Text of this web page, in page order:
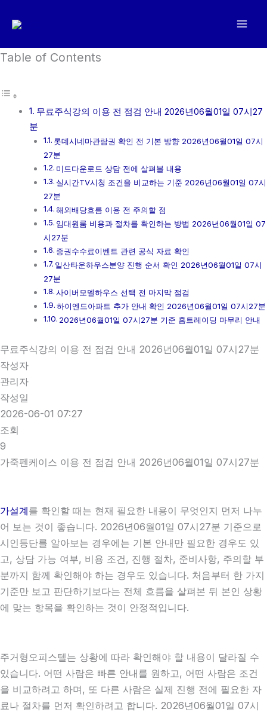
로
너
Table of Contents
무료주식강의 이용 전 점검 안내 2026년06월01일 07시27
분
롯데시네마관람권 확인 전 기본 방향 2026년06월01일 07시
27분
미드다운로드 상담 전에 살펴볼 내용
실시간TV시청 조건을 비교하는 기준 2026년06월01일 07시
27분
해외배당흐름 이용 전 주의할 점
임대원룸 비용과 절차를 확인하는 방법 2026년06월01일 07
시27분
증권수수료이벤트 관련 공식 자료 확인
일산타운하우스분양 진행 순서 확인 2026년06월01일 07시
27분
사이버모델하우스 선택 전 마지막 점검
하이엔드아파트 추가 안내 확인 2026년06월01일 07시27분
2026년06월01일 07시27분 기준 홈트레이딩 마무리 안내
무료주식강의 이용 전 점검 안내 2026년06월01일 07시27분
작성자
관리자
작성일
2026-06-01 07:27
조회
9
가죽펜케이스 이용 전 점검 안내 2026년06월01일 07시27분
가설계를 확인할 때는 현재 필요한 내용이 무엇인지 먼저 나누
어 보는 것이 좋습니다. 2026년06월01일 07시27분 기준으로
시인등단를 알아보는 경우에는 기본 안내만 필요한 경우도 있
고, 상담 가능 여부, 비용 조건, 진행 절차, 준비사항, 주의할 부
분까지 함께 확인해야 하는 경우도 있습니다. 처음부터 한 가지
기준만 보고 판단하기보다는 전체 흐름을 살펴본 뒤 본인 상황
에 맞는 항목을 확인하는 것이 안정적입니다.
주거형오피스텔는 상황에 따라 확인해야 할 내용이 달라질 수
있습니다. 어떤 사람은 빠른 안내를 원하고, 어떤 사람은 조건
을 비교하려고 하며, 또 다른 사람은 실제 진행 전에 필요한 자
료나 절차를 먼저 확인하려고 합니다. 2026년06월01일 07시